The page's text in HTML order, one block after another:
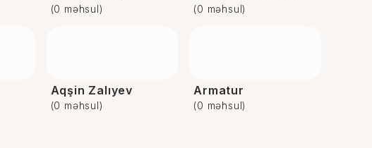
(0 məhsul) (0 məhsul)
Aqşin Zalıyev
(0 məhsul)
Armatur
(0 məhsul)